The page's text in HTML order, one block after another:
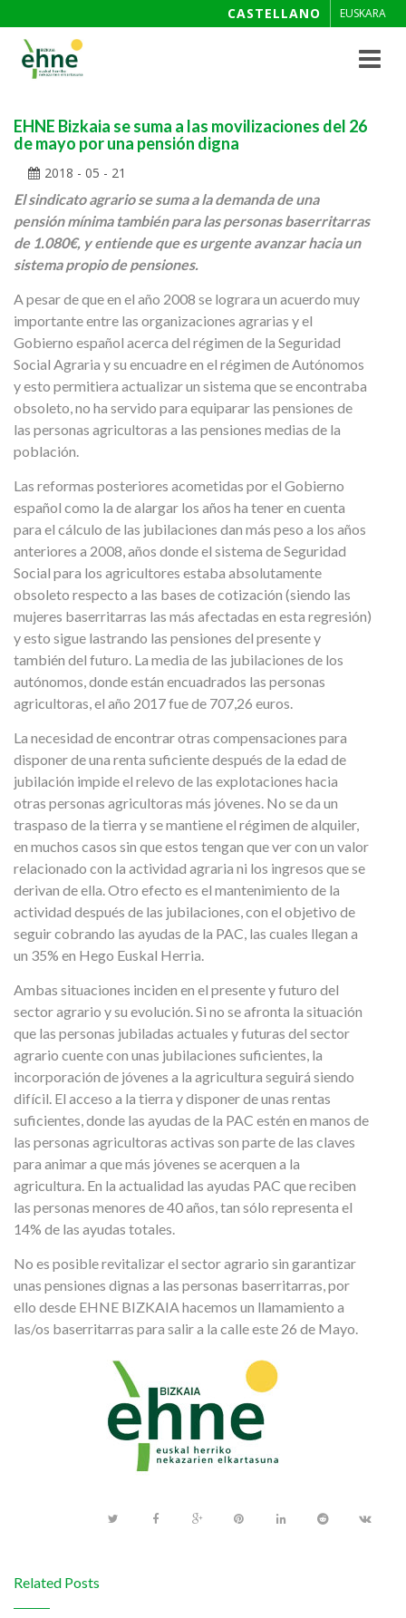
CASTELLANO EUSKARA
Toggle
EHNE Bizkaia se suma a las movilizaciones del 26
de mayo por una pensión digna
2018 - 05 - 21
El sindicato agrario se suma a la demanda de una
pensión mínima también para las personas baserritarras
de 1.080€, y entiende que es urgente avanzar hacia un
sistema propio de pensiones.
A pesar de que en el año 2008 se lograra un acuerdo muy
importante entre las organizaciones agrarias y el
Gobierno español acerca del régimen de la Seguridad
Social Agraria y su encuadre en el régimen de Autónomos
y esto permitiera actualizar un sistema que se encontraba
obsoleto, no ha servido para equiparar las pensiones de
las personas agricultoras a las pensiones medias de la
población.
Las reformas posteriores acometidas por el Gobierno
español como la de alargar los años ha tener en cuenta
para el cálculo de las jubilaciones dan más peso a los años
anteriores a 2008, años donde el sistema de Seguridad
Social para los agricultores estaba absolutamente
obsoleto respecto a las bases de cotización (siendo las
mujeres baserritarras las más afectadas en esta regresión)
y esto sigue lastrando las pensiones del presente y
también del futuro. La media de las jubilaciones de los
autónomos, donde están encuadrados las personas
agricultoras, el año 2017 fue de 707,26 euros.
La necesidad de encontrar otras compensaciones para
disponer de una renta suficiente después de la edad de
jubilación impide el relevo de las explotaciones hacia
otras personas agricultoras más jóvenes. No se da un
traspaso de la tierra y se mantiene el régimen de alquiler,
en muchos casos sin que estos tengan que ver con un valor
relacionado con la actividad agraria ni los ingresos que se
derivan de ella. Otro efecto es el mantenimiento de la
actividad después de las jubilaciones, con el objetivo de
seguir cobrando las ayudas de la PAC, las cuales llegan a
un 35% en Hego Euskal Herria.
Ambas situaciones inciden en el presente y futuro del
sector agrario y su evolución. Si no se afronta la situación
que las personas jubiladas actuales y futuras del sector
agrario cuente con unas jubilaciones suficientes, la
incorporación de jóvenes a la agricultura seguirá siendo
difícil. El acceso a la tierra y disponer de unas rentas
suficientes, donde las ayudas de la PAC estén en manos de
las personas agricultoras activas son parte de las claves
para animar a que más jóvenes se acerquen a la
agricultura. En la actualidad las ayudas PAC que reciben
las personas menores de 40 años, tan sólo representa el
14% de las ayudas totales.
No es posible revitalizar el sector agrario sin garantizar
unas pensiones dignas a las personas baserritarras, por
ello desde EHNE BIZKAIA hacemos un llamamiento a
las/os baserritarras para salir a la calle este 26 de Mayo.
Related Posts